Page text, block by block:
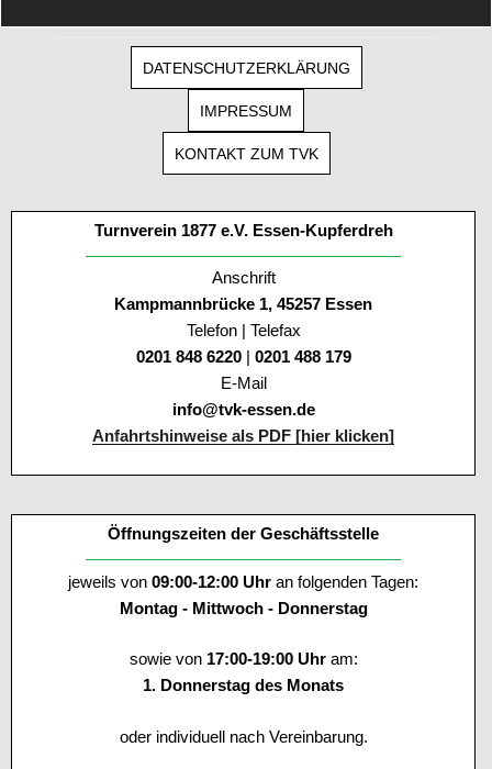
DATENSCHUTZERKLÄRUNG
IMPRESSUM
KONTAKT ZUM TVK
Turnverein 1877 e.V. Essen-Kupferdreh
Anschrift
Kampmannbrücke 1, 45257 Essen
Telefon | Telefax
0201 848 6220 | 0201 488 179
E-Mail
info@tvk-essen.de
Anfahrtshinweise als PDF [hier klicken]
Öffnungszeiten der Geschäftsstelle
jeweils von 09:00-12:00 Uhr an folgenden Tagen:
Montag - Mittwoch - Donnerstag
sowie von 17:00-19:00 Uhram:
1. Donnerstag des Monats
oder individuell nach Vereinbarung.